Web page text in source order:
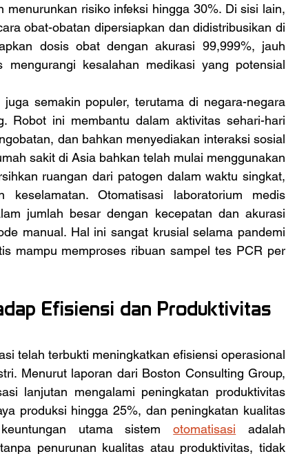
risiko infeksi hingga 30%. Di sisi lain,
obat-obatan dipersiapkan dan didistribusikan di
dosis obat dengan akurasi 99,999%, jauh
mengurangi kesalahan medikasi yang potensial
Robot ini membantu dalam aktivitas sehari-hari
dan bahkan menyediakan interaksi sosial
sakit di Asia bahkan telah mulai menggunakan
ruangan dari patogen dalam waktu singkat,
keselamatan. Otomatisasi laboratorium medis
jumlah besar dengan kecepatan dan akurasi
manual. Hal ini sangat krusial selama pandemi
mampu memproses ribuan sampel tes PCR per
Efisiensi dan Produktivitas
Menurut laporan dari Boston Consulting Group,
lanjutan mengalami peningkatan produktivitas
produksi hingga 25%, dan peningkatan kualitas
utama sistem otomatisasi adalah
penurunan kualitas atau produktivitas, tidak